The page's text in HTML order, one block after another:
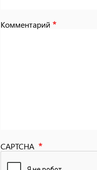
Комментарий
CAPTCHA